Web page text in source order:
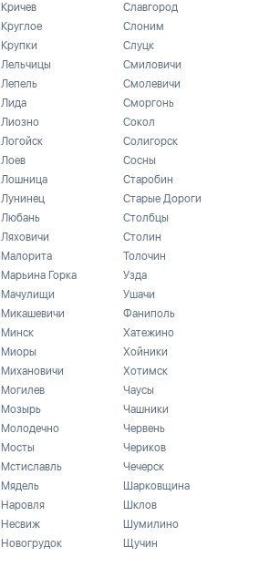
Кричев
Круглое
Крупки
Лельчицы
Лепель
Лида
Лиозно
Логойск
Лоев
Лошница
Лунинец
Любань
Ляховичи
Малорита
Марьина Горка
Мачулищи
Микашевичи
Минск
Миоры
Михановичи
Могилев
Мозырь
Молодечно
Мосты
Мстиславль
Мядель
Наровля
Несвиж
Новогрудок
Славгород
Слоним
Слуцк
Смиловичи
Смолевичи
Сморгонь
Сокол
Солигорск
Сосны
Старобин
Старые Дороги
Столбцы
Столин
Толочин
Узда
Ушачи
Фаниполь
Хатежино
Хойники
Хотимск
Чаусы
Чашники
Червень
Чериков
Чечерск
Шарковщина
Шклов
Шумилино
Щучин